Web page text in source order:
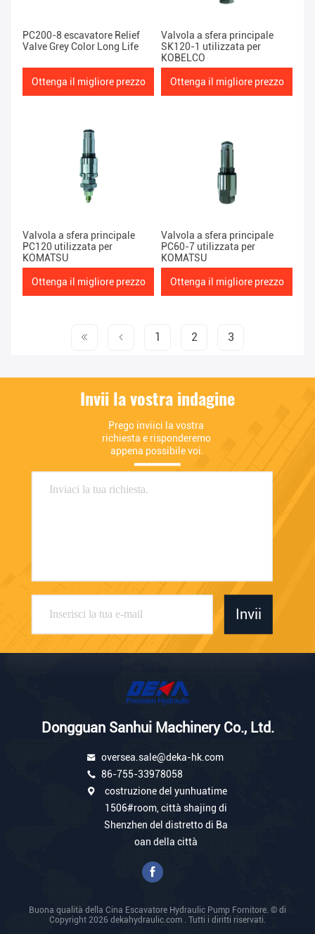
PC200-8 escavatore Relief
Valve Grey Color Long Life
Ottenga il migliore prezzo
Valvola a sfera principale
SK120-1 utilizzata per
KOBELCO
Ottenga il migliore prezzo
Valvola a sfera principale
PC120 utilizzata per
KOMATSU
Ottenga il migliore prezzo
Valvola a sfera principale
PC60-7 utilizzata per
KOMATSU
Ottenga il migliore prezzo
1 2 3
Invii la vostra indagine
Prego inviici la vostra
richiesta e risponderemo
appena possibile voi.
Invii
Dongguan Sanhui Machinery Co., Ltd.
oversea.sale@deka-hk.com
86-755-33978058
costruzione del yunhuatime
1506#room, città shajing di
Shenzhen del distretto di Ba
oan della città
Buona qualità della Cina Escavatore Hydraulic Pump Fornitore. © di
Copyright 2026 dekahydraulic.com . Tutti i diritti riservati.